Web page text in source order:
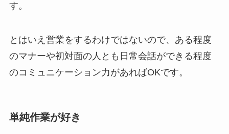
す。
とはいえ営業をするわけではないので、ある程度
のマナーや初対面の人とも日常会話ができる程度
のコミュニケーション力があればOKです。
単純作業が好き